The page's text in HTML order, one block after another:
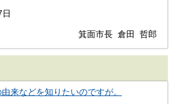
箕面市長 倉田 哲郎
来などを知りたいのですが。